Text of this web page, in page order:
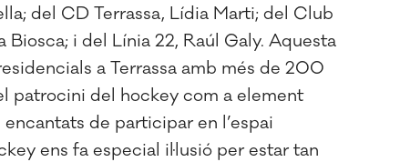
del CD Terrassa, Lídia Marti; del Club
Biosca; i del Línia 22, Raúl Galy. Aquesta
a Terrassa amb més de 200
patrocini del hockey com a element
de participar en l’espai
ens fa especial il·lusió per estar tan